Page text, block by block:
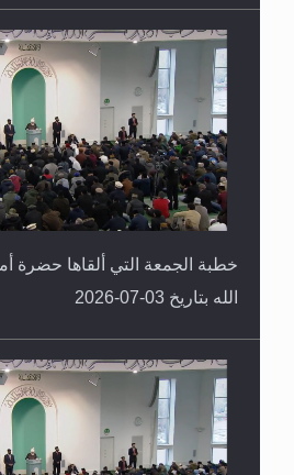
خطبة الجمعة التي ألقاها حضرة
الله بتاريخ 03-07-2026